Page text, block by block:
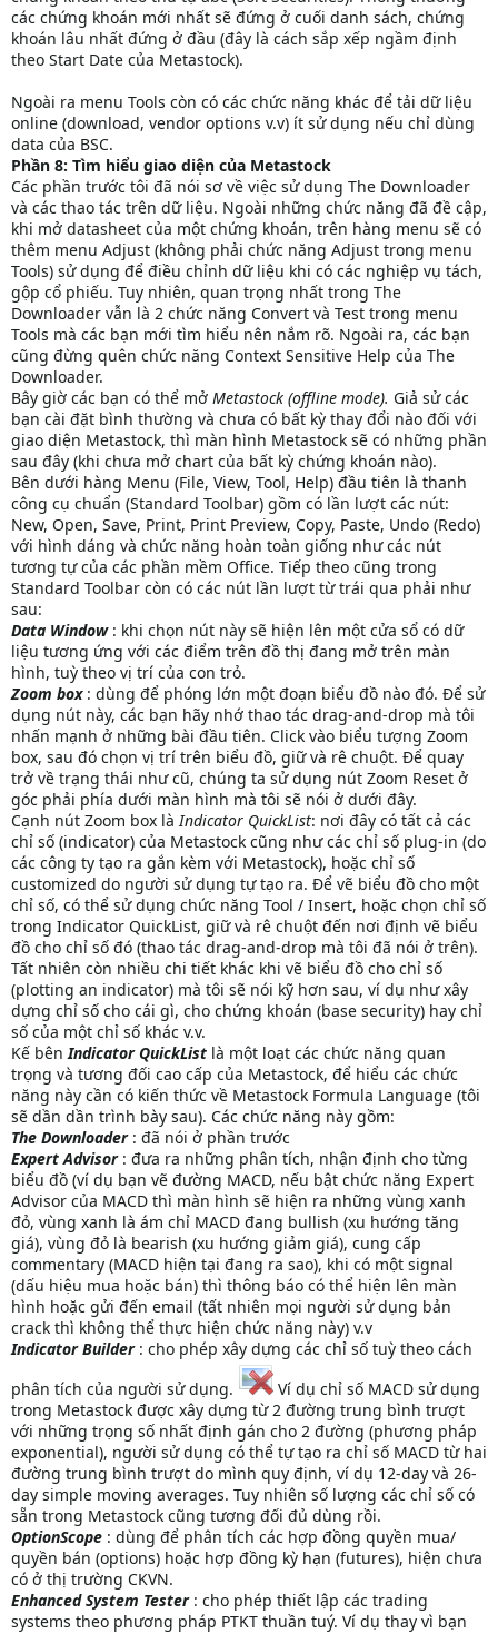
các chứng khoán mới nhất sẽ đứng ở cuối danh sách, chứng
khoán lâu nhất đứng ở đầu (đây là cách sắp xếp ngầm định
theo Start Date của Metastock).
Ngoài ra menu Tools còn có các chức năng khác để tải dữ liệu
online (download, vendor options v.v) ít sử dụng nếu chỉ dùng
data của BSC.
Phần 8: Tìm hiểu giao diện của Metastock
Các phần trước tôi đã nói sơ về việc sử dụng The Downloader
và các thao tác trên dữ liệu. Ngoài những chức năng đã đề cập,
khi mở datasheet của một chứng khoán, trên hàng menu sẽ có
thêm menu Adjust (không phải chức năng Adjust trong menu
Tools) sử dụng để điều chỉnh dữ liệu khi có các nghiệp vụ tách,
gộp cổ phiếu. Tuy nhiên, quan trọng nhất trong The
Downloader vẫn là 2 chức năng Convert và Test trong menu
Tools mà các bạn mới tìm hiểu nên nắm rõ. Ngoài ra, các bạn
cũng đừng quên chức năng Context Sensitive Help của The
Downloader.
Bây giờ các bạn có thể mở Metastock (offline mode). Giả sử các
bạn cài đặt bình thường và chưa có bất kỳ thay đổi nào đối với
giao diện Metastock, thì màn hình Metastock sẽ có những phần
sau đây (khi chưa mở chart của bất kỳ chứng khoán nào).
Bên dưới hàng Menu (File, View, Tool, Help) đầu tiên là thanh
công cụ chuẩn (Standard Toolbar) gồm có lần lượt các nút:
New, Open, Save, Print, Print Preview, Copy, Paste, Undo (Redo)
với hình dáng và chức năng hoàn toàn giống như các nút
tương tự của các phần mềm Office. Tiếp theo cũng trong
Standard Toolbar còn có các nút lần lượt từ trái qua phải như
sau:
Data Window : khi chọn nút này sẽ hiện lên một cửa sổ có dữ
liệu tương ứng với các điểm trên đồ thị đang mở trên màn
hình, tuỳ theo vị trí của con trỏ.
Zoom box : dùng để phóng lớn một đoạn biểu đồ nào đó. Để sử
dụng nút này, các bạn hãy nhớ thao tác drag-and-drop mà tôi
nhấn mạnh ở những bài đầu tiên. Click vào biểu tượng Zoom
box, sau đó chọn vị trí trên biểu đồ, giữ và rê chuột. Để quay
trở về trạng thái như cũ, chúng ta sử dụng nút Zoom Reset ở
góc phải phía dưới màn hình mà tôi sẽ nói ở dưới đây.
Cạnh nút Zoom box làIndicator QuickList: nơi đây có tất cả các
chỉ số (indicator) của Metastock cũng như các chỉ số plug-in (do
các công ty tạo ra gắn kèm với Metastock), hoặc chỉ số
customized do người sử dụng tự tạo ra. Để vẽ biểu đồ cho một
chỉ số, có thể sử dụng chức năng Tool / Insert, hoặc chọn chỉ số
trong Indicator QuickList, giữ và rê chuột đến nơi định vẽ biểu
đồ cho chỉ số đó (thao tác drag-and-drop mà tôi đã nói ở trên).
Tất nhiên còn nhiều chi tiết khác khi vẽ biểu đồ cho chỉ số
(plotting an indicator) mà tôi sẽ nói kỹ hơn sau, ví dụ như xây
dựng chỉ số cho cái gì, cho chứng khoán (base security) hay chỉ
số của một chỉ số khác v.v.
Kế bênIndicator QuickList là một loạt các chức năng quan
trọng và tương đối cao cấp của Metastock, để hiểu các chức
năng này cần có kiến thức về Metastock Formula Language (tôi
sẽ dần dần trình bày sau). Các chức năng này gồm:
The Downloader : đã nói ở phần trước
Expert Advisor : đưa ra những phân tích, nhận định cho từng
biểu đồ (ví dụ bạn vẽ đường MACD, nếu bật chức năng Expert
Advisor của MACD thì màn hình sẽ hiện ra những vùng xanh
đỏ, vùng xanh là ám chỉ MACD đang bullish (xu hướng tăng
giá), vùng đỏ là bearish (xu hướng giảm giá), cung cấp
commentary (MACD hiện tại đang ra sao), khi có một signal
(dấu hiệu mua hoặc bán) thì thông báo có thể hiện lên màn
hình hoặc gửi đến email (tất nhiên mọi người sử dụng bản
crack thì không thể thực hiện chức năng này) v.v
Indicator Builder : cho phép xây dựng các chỉ số tuỳ theo cách
phân tích của người sử dụng.
Ví dụ chỉ số MACD sử dụng
trong Metastock được xây dựng từ 2 đường trung bình trượt
với những trọng số nhất định gán cho 2 đường (phương pháp
exponential), người sử dụng có thể tự tạo ra chỉ số MACD từ hai
đường trung bình trượt do mình quy định, ví dụ 12-day và 26-
day simple moving averages. Tuy nhiên số lượng các chỉ số có
sẵn trong Metastock cũng tương đối đủ dùng rồi.
OptionScope : dùng để phân tích các hợp đồng quyền mua/
quyền bán (options) hoặc hợp đồng kỳ hạn (futures), hiện chưa
có ở thị trường CKVN.
Enhanced System Tester : cho phép thiết lập các trading
systems theo phương pháp PTKT thuần tuý. Ví dụ thay vì bạn